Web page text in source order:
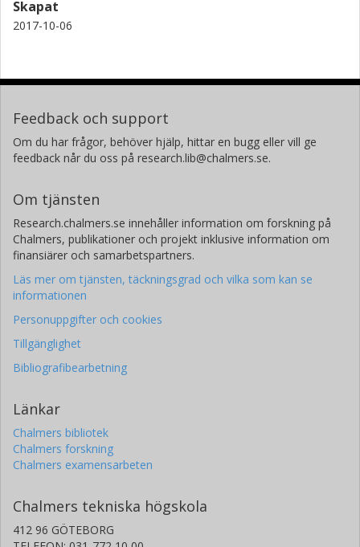
Skapat
2017-10-06
Feedback och support
Om du har frågor, behöver hjälp, hittar en bugg eller vill ge
feedback når du oss på research.lib@chalmers.se.
Om tjänsten
Research.chalmers.se innehåller information om forskning på
Chalmers, publikationer och projekt inklusive information om
finansiärer och samarbetspartners.
Läs mer om tjänsten, täckningsgrad och vilka som kan se
informationen
Personuppgifter och cookies
Tillgänglighet
Bibliografibearbetning
Länkar
Chalmers bibliotek
Chalmers forskning
Chalmers examensarbeten
Chalmers tekniska högskola
412 96 GÖTEBORG